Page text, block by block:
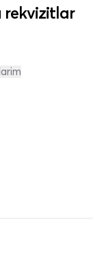
rekvizitlar